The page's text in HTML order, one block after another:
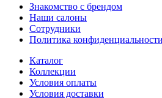
Знакомство с брендом
Наши салоны
Сотрудники
Политика конфиденциальности
Каталог
Коллекции
Условия оплаты
Условия доставки